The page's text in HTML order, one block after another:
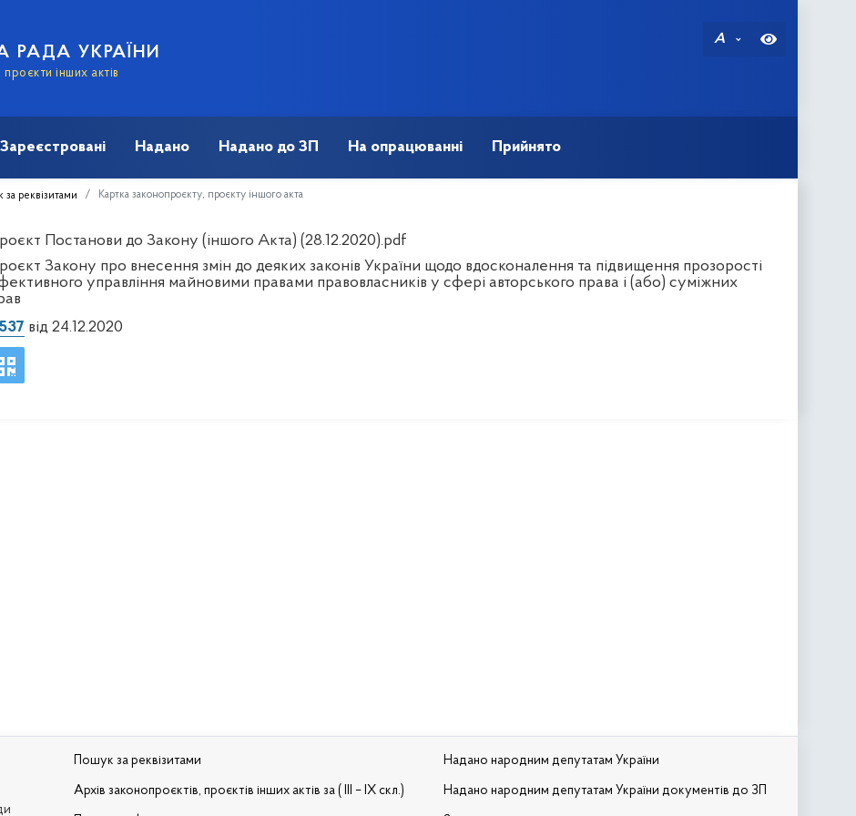
РАДА УКРАЇНИ
інших актів
A
Зареєстровані Надано Надано до ЗП На опрацюванні Прийнято
за реквізитами Картка законопроєкту, проєкту іншого акта
Постанови до Закону (іншого Акта) (28.12.2020).pdf
Закону про внесення змін до деяких законів України щодо вдосконалення та підвищення прозорості
управління майновими правами правовласників у сфері авторського права і (або) суміжних
від 24.12.2020
Пошук за реквізитами
Архів законопроєктів, проєктів інших актів за ( III – IX скл.)
Надано народним депутатам України
Надано народним депутатам України документів до ЗП